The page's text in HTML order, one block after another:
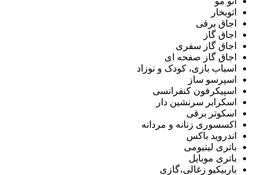
اتوبخار
اجاق برقی
اجاق گاز
اجاق گاز سفری
اجاق گاز صفحه ای
اسباب بازی، کودک و نوزاد
اسپرسو ساز
اسپیکرفون کنفرانسی
اسکرابر سرنشین دار
اسکوتر برقی
اکسسوری زنانه و مردانه
اندروید باکس
باتری لیتیومی
باتری موبایل
باربیکیو زغالی،گازی